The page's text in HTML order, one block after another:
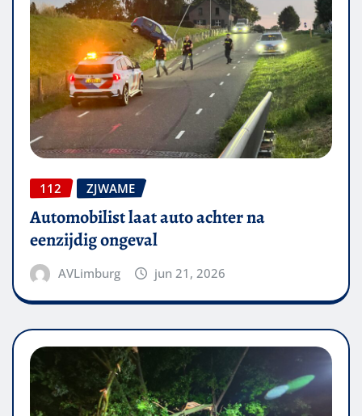
112 ZJWAME
Automobilist laat auto achter na
eenzijdig ongeval
AVLimburg jun 21, 2026